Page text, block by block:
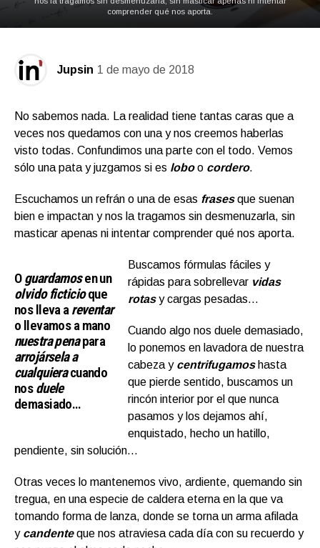
comprender qué nos aporta.
Jupsin 1 de mayo de 2018
No sabemos nada. La realidad tiene tantas caras que a
veces nos quedamos con una y nos creemos haberlas
visto todas. Confundimos una parte con el todo. Vemos
sólo una pata y juzgamos si es loboo cordero.
Escuchamos un refrán o una de esas frasesque suenan
bien e impactan y nos la tragamos sin desmenuzarla, sin
masticar apenas ni intentar comprender qué nos aporta.
Oguardamosen un
olvido ficticioque
nos lleva areventar
o llevamos a mano
nuestra penapara
arrojársela a
cualquieracuando
nosduele
demasiado…
Buscamos fórmulas fáciles y
rápidas para sobrellevar vidas
rotasy cargas pesadas…
Cuando algo nos duele demasiado,
lo ponemos en lavadora de nuestra
cabeza y centrifugamoshasta
que pierde sentido, buscamos un
rincón interior por el que nunca
pasamos y los dejamos ahí,
enquistado, hecho un hatillo,
pendiente, sin solución…
Otras veces lo mantenemos vivo, ardiente, quemando sin
tregua, en una especie de caldera eterna en la que va
tomando forma de lanza, donde se torna un arma afilada
y candenteque nos atraviesa cada día con su recuerdo y